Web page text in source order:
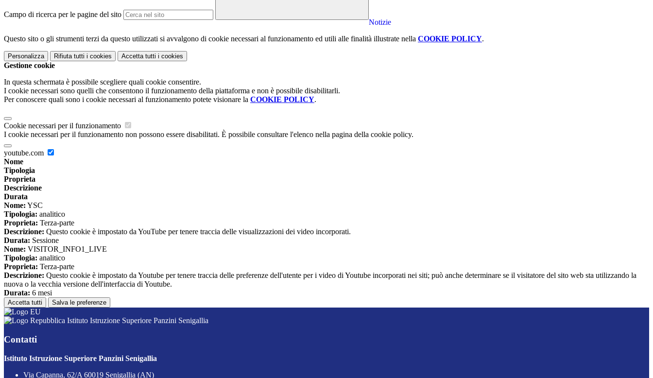
Campo di ricerca per le pagine del sito
Notizie
Questo sito o gli strumenti terzi da questo utilizzati si avvalgono di cookie necessari al funzionamento ed utili alle finalità illustrate nella COOKIE POLICY.
Personalizza Rifiuta tutti i cookies Accetta tutti i cookies
Gestione cookie
In questa schermata è possibile scegliere quali cookie consentire.
I cookie necessari sono quelli che consentono il funzionamento della piattaforma e non è possibile disabilitarli.
Per conoscere quali sono i cookie necessari al funzionamento potete visionare la COOKIE POLICY.
Cookie necessari per il funzionamento
I cookie necessari per il funzionamento non possono essere disabilitati. È possibile consultare l'elenco nella pagina della cookie policy.
youtube.com
Nome
Tipologia
Proprieta
Descrizione
Durata
Nome: YSC
Tipologia: analitico
Proprieta: Terza-parte
Descrizione: Questo cookie è impostato da YouTube per tenere traccia delle visualizzazioni dei video incorporati.
Durata: Sessione
Nome: VISITOR_INFO1_LIVE
Tipologia: analitico
Proprieta: Terza-parte
Descrizione: Questo cookie è impostato da Youtube per tenere traccia delle preferenze dell'utente per i video di Youtube incorporati nei siti; può anche determinare se il visitatore del sito web sta utilizzando la
nuova o la vecchia versione dell'interfaccia di Youtube.
Durata: 6 mesi
Accetta tutti Salva le preferenze
Istituto Istruzione Superiore Panzini Senigallia
Contatti
Istituto Istruzione Superiore Panzini Senigallia
Via Capanna, 62/A 60019 Senigallia (AN)